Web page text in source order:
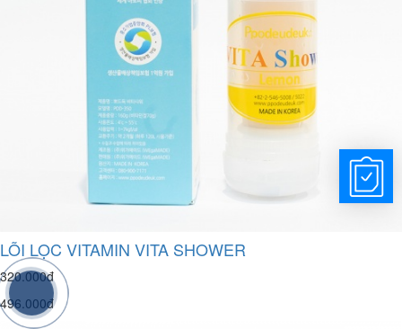
LÕI LỌC VITAMIN VITA SHOWER
320.000đ
496.000đ